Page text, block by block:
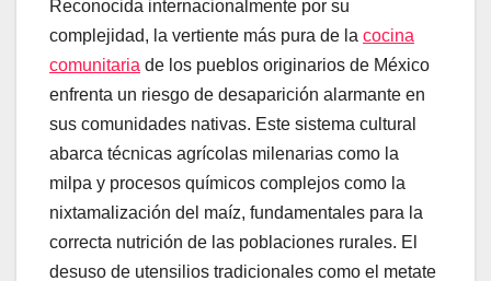
Reconocida internacionalmente por su
complejidad, la vertiente más pura de la cocina
comunitaria de los pueblos originarios de México
enfrenta un riesgo de desaparición alarmante en
sus comunidades nativas. Este sistema cultural
abarca técnicas agrícolas milenarias como la
milpa y procesos químicos complejos como la
nixtamalización del maíz, fundamentales para la
correcta nutrición de las poblaciones rurales. El
desuso de utensilios tradicionales como el metate